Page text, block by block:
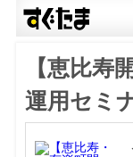
【恵比寿
運用セミ